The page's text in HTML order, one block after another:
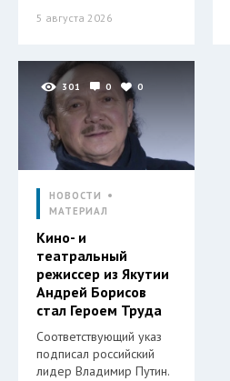
5 августа 2026
301 0 0
НОВОСТИ
МАТЕРИАЛ
Кино- и
театральный
режиссер из Якутии
Андрей Борисов
стал Героем Труда
Соответствующий указ
подписал российский
лидер Владимир Путин.